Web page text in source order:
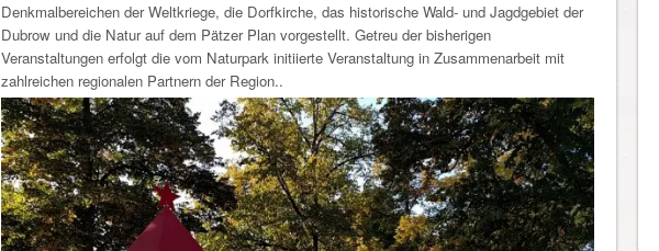
Denkmalbereichen der Weltkriege, die Dorfkirche, das historische Wald- und Jagdgebiet der
Dubrow und die Natur auf dem Pätzer Plan vorgestellt. Getreu der bisherigen
Veranstaltungen erfolgt die vom Naturpark initiierte Veranstaltung in Zusammenarbeit mit
zahlreichen regionalen Partnern der Region..